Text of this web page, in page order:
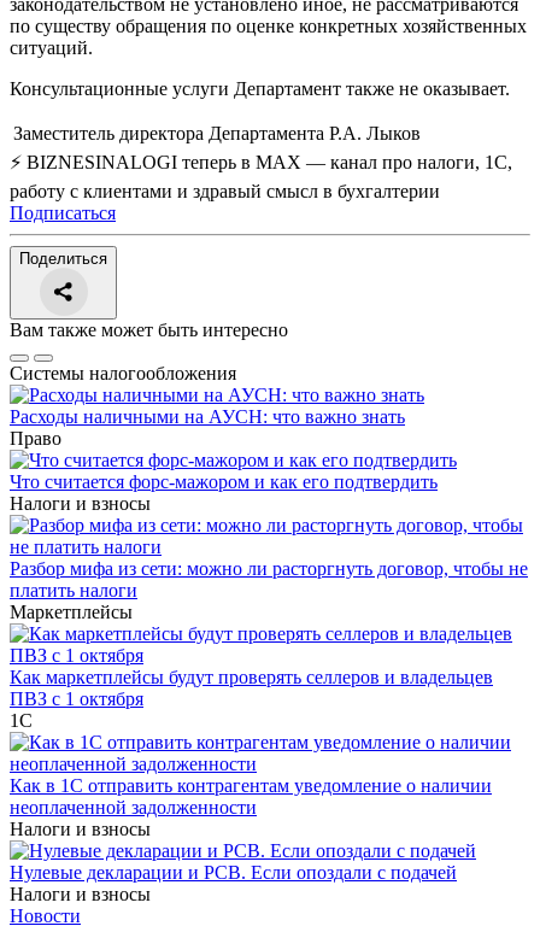
по существу обращения по оценке конкретных хозяйственных
ситуаций.
Консультационные услуги Департамент также не оказывает.
Заместитель директора Департамента Р.А. Лыков
⚡ BIZNESINALOGI теперь в MAX — канал про налоги, 1С,
работу с клиентами и здравый смысл в бухгалтерии
Подписаться
Поделиться
Вам также может быть интересно
Системы налогообложения
Расходы наличными на АУСН: что важно знать
Право
Что считается форс-мажором и как его подтвердить
Налоги и взносы
Разбор мифа из сети: можно ли расторгнуть договор, чтобы не
платить налоги
Маркетплейсы
Как маркетплейсы будут проверять селлеров и владельцев
ПВЗ с 1 октября
1С
Как в 1С отправить контрагентам уведомление о наличии
неоплаченной задолженности
Налоги и взносы
Нулевые декларации и РСВ. Если опоздали с подачей
Налоги и взносы
Новости